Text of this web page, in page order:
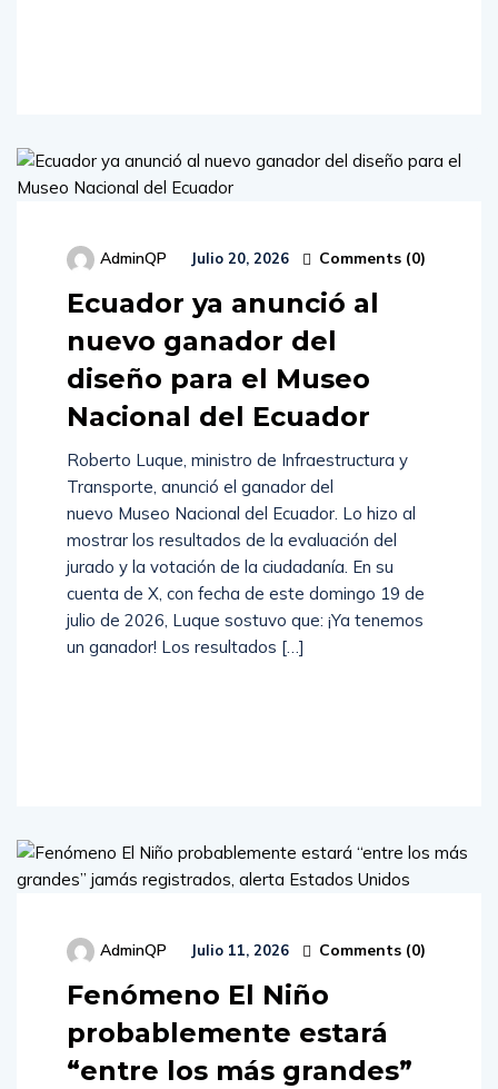
AdminQP Julio 20, 2026 Comments (0)
Ecuador ya anunció al
nuevo ganador del
diseño para el Museo
Nacional del Ecuador
Roberto Luque, ministro de Infraestructura y
Transporte, anunció el ganador del
nuevo Museo Nacional del Ecuador. Lo hizo al
mostrar los resultados de la evaluación del
jurado y la votación de la ciudadanía. En su
cuenta de X, con fecha de este domingo 19 de
julio de 2026, Luque sostuvo que: ¡Ya tenemos
un ganador! Los resultados […]
AdminQP Julio 11, 2026 Comments (0)
Fenómeno El Niño
probablemente estará
“entre los más grandes”